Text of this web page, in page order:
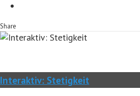
Share
Interaktiv: Stetigkeit